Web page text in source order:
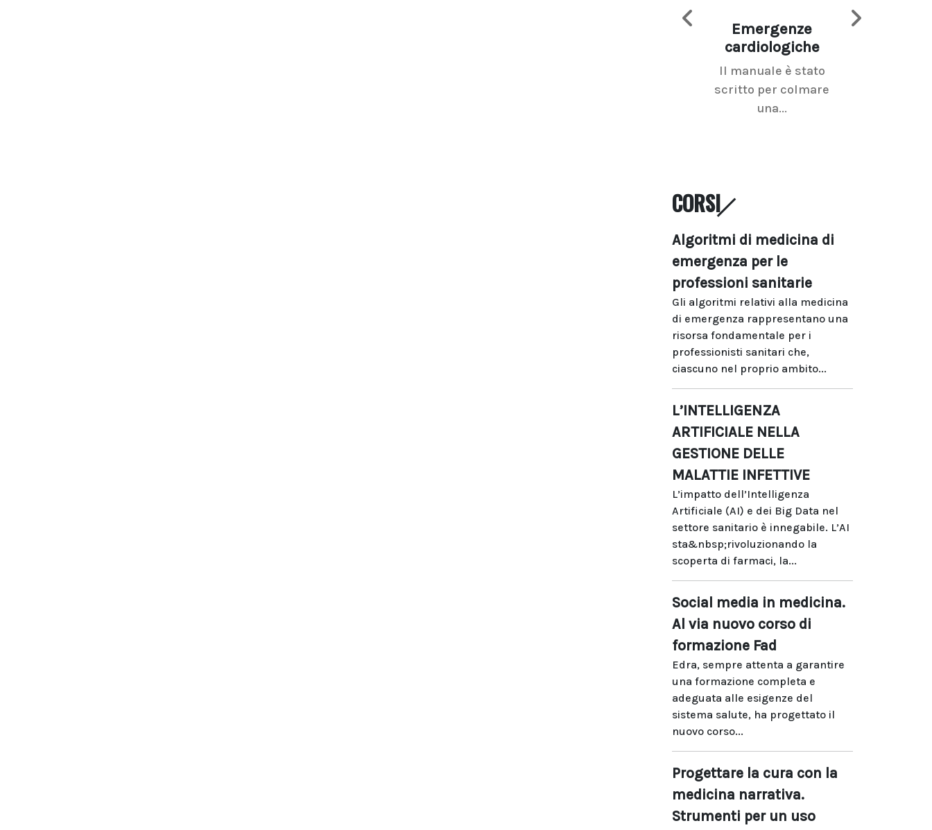
Emergenze
cardiologiche
Il manuale è stato
scritto per colmare
una...
CORSI
Algoritmi di medicina di
emergenza per le
professioni sanitarie
Gli algoritmi relativi alla medicina
di emergenza rappresentano una
risorsa fondamentale per i
professionisti sanitari che,
ciascuno nel proprio ambito...
L’INTELLIGENZA
ARTIFICIALE NELLA
GESTIONE DELLE
MALATTIE INFETTIVE
L’impatto dell’Intelligenza
Artificiale (AI) e dei Big Data nel
settore sanitario è innegabile. L’AI
sta&nbsp;rivoluzionando la
scoperta di farmaci, la...
Social media in medicina.
Al via nuovo corso di
formazione Fad
Edra, sempre attenta a garantire
una formazione completa e
adeguata alle esigenze del
sistema salute, ha progettato il
nuovo corso...
Progettare la cura con la
medicina narrativa.
Strumenti per un uso